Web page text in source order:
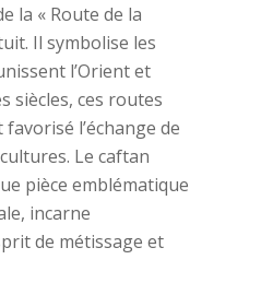
la « Route de la
Il symbolise les
l’Orient et
siècles, ces routes
l’échange de
Le caftan
pièce emblématique
incarne
de métissage et